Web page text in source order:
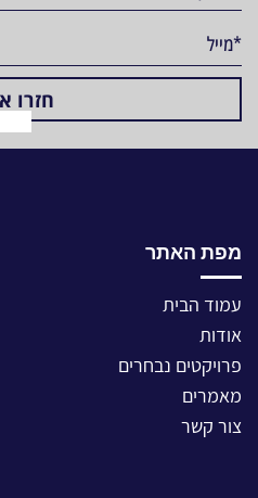
מפת האתר
עמוד הבית
אודות
פרויקטים נבחרים
מאמרים
צור קשר